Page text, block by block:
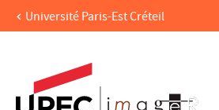
Aller au contenu
Recherche
Navigation secondaire
Université Paris-Est Créteil